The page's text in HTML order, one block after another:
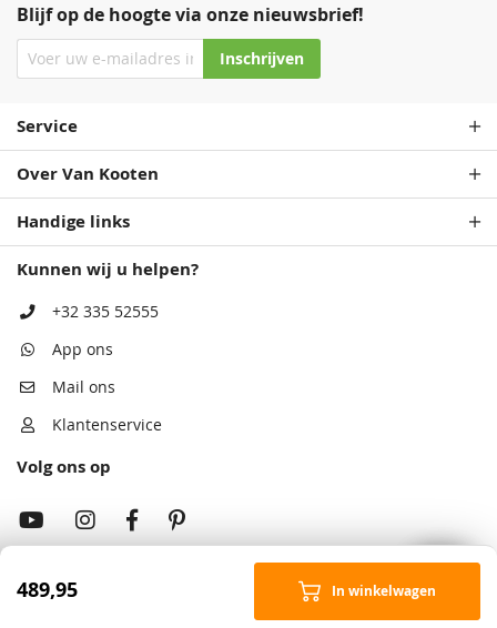
489,95 In winkelwagen
Blijf op de hoogte via onze nieuwsbrief!
Inschrijven
Service
Over Van Kooten
Handige links
Kunnen wij u helpen?
+32 335 52555
App ons
Mail ons
Klantenservice
Volg ons op
Onze showrooms